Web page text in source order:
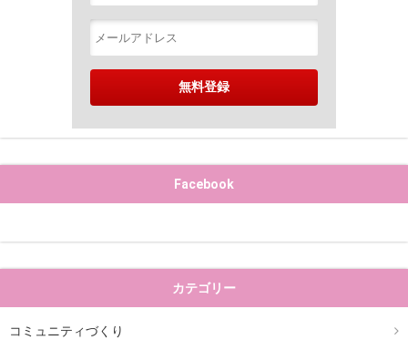
Facebook
カテゴリー
コミュニティづくり